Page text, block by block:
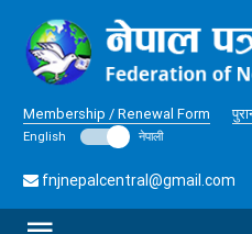
Membership / Renewal Form
English नेपाली
fnjnepalcentral@gmail.com